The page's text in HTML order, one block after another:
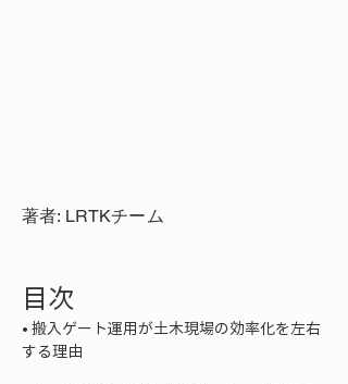
著者: LRTKチーム
目次
• 搬入ゲート運用が土木現場の効率化を左右